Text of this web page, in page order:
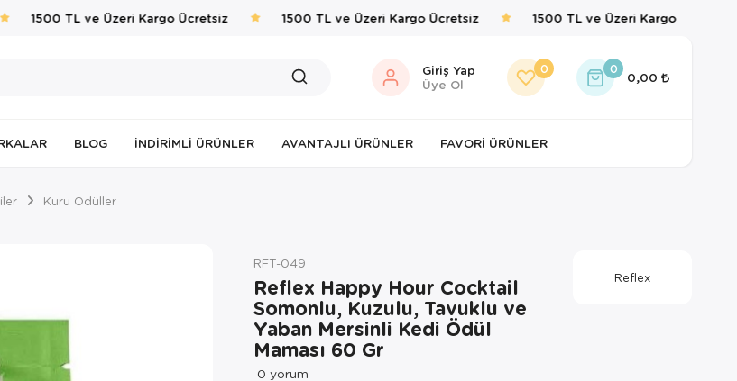
1500 TL ve Üzeri Kargo Ücretsiz 1500 TL ve Üzeri Kargo Ücretsiz 1500 TL ve Üzeri Kargo Ücretsiz
Giriş Yap
Üye Ol
0 0
0,00
BLOG İNDIRIMLI ÜRÜNLER AVANTAJLI ÜRÜNLER FAVORI ÜRÜNLER
Kuru Ödüller
RFT-049
Reflex Happy Hour Cocktail
Somonlu, Kuzulu, Tavuklu ve
Yaban Mersinli Kedi Ödül
Maması 60 Gr
0 yorum
Reflex